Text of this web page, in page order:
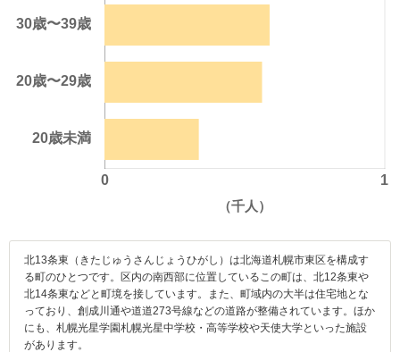
北13条東（きたじゅうさんじょうひがし）は北海道札幌市東区を構成す
る町のひとつです。区内の南西部に位置しているこの町は、北12条東や
北14条東などと町境を接しています。また、町域内の大半は住宅地とな
っており、創成川通や道道273号線などの道路が整備されています。ほか
にも、札幌光星学園札幌光星中学校・高等学校や天使大学といった施設
があります。